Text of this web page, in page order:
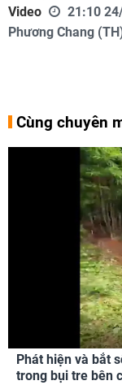
Video
21:10
Phương Chang
Cùng chuyên
Phát hiện và bắt
trong bụi tre bên